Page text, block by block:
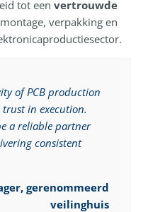
tot een vertrouwde
verpakking en
of PCB production
in execution.
a reliable partner
consistent
gerenommeerd
veilinghuis